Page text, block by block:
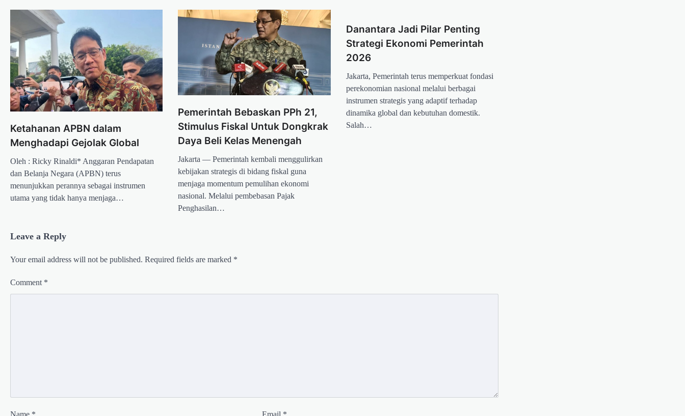
Ketahanan APBN dalam
Menghadapi Gejolak Global
Oleh : Ricky Rinaldi* Anggaran Pendapatan
dan Belanja Negara (APBN) terus
menunjukkan perannya sebagai instrumen
utama yang tidak hanya menjaga…
Pemerintah Bebaskan PPh 21,
Stimulus Fiskal Untuk Dongkrak
Daya Beli Kelas Menengah
Jakarta — Pemerintah kembali menggulirkan
kebijakan strategis di bidang fiskal guna
menjaga momentum pemulihan ekonomi
nasional. Melalui pembebasan Pajak
Penghasilan…
Danantara Jadi Pilar Penting
Strategi Ekonomi Pemerintah
2026
Jakarta, Pemerintah terus memperkuat fondasi
perekonomian nasional melalui berbagai
instrumen strategis yang adaptif terhadap
dinamika global dan kebutuhan domestik.
Salah…
Leave a Reply
Your email address will not be published. Required fields are marked *
Comment *